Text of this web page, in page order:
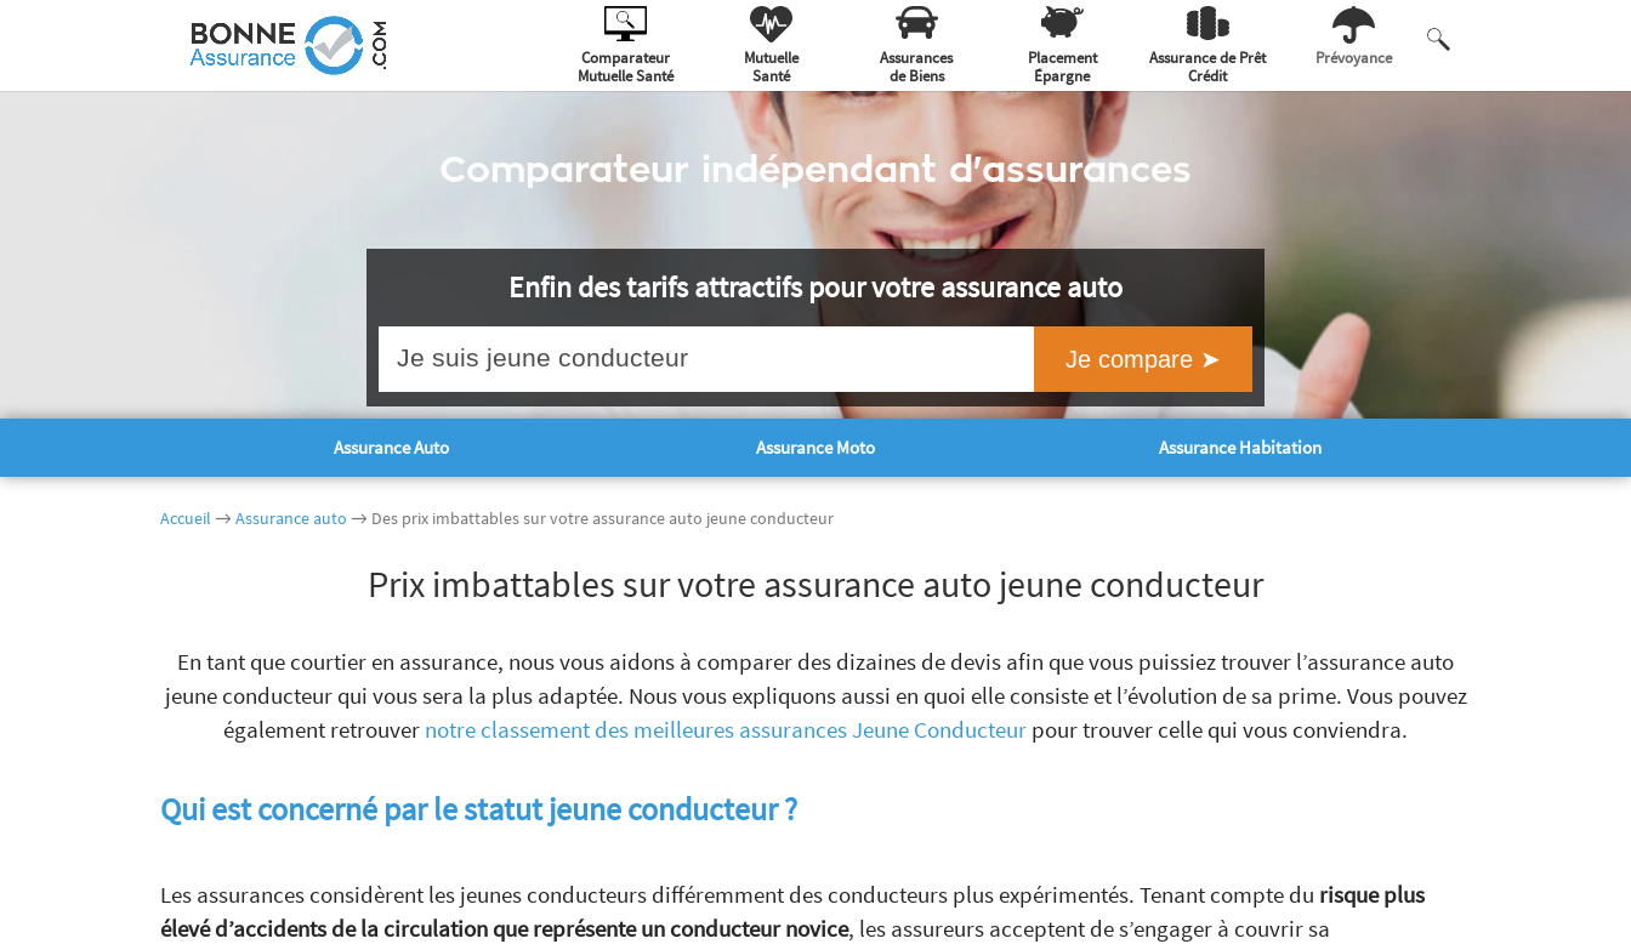
Comparateur
Mutuelle Santé
Mutuelle
Santé
Assurances
de Biens
Placement
Épargne
Assurance de Prêt
Crédit
Prévoyance
Comparateur indépendant d'assurances
Enfin des tarifs attractifs pour votre assurance auto
Je suis jeune conducteur
Assurance Auto Assurance Moto Assurance Habitation
Accueil → Assurance auto → Des prix imbattables sur votre assurance auto jeune conducteur
Prix imbattables sur votre assurance auto jeune conducteur
En tant que courtier en assurance, nous vous aidons à comparer des dizaines de devis afin que vous puissiez trouver l’assurance auto
jeune conducteur qui vous sera la plus adaptée. Nous vous expliquons aussi en quoi elle consiste et l’évolution de sa prime. Vous pouvez
également retrouver notre classement des meilleures assurances Jeune Conducteur pour trouver celle qui vous conviendra.
Qui est concerné par le statut jeune conducteur ?
Les assurances considèrent les jeunes conducteurs différemment des conducteurs plus expérimentés. Tenant compte du risque plus
élevé d’accidents de la circulation que représente un conducteur novice, les assureurs acceptent de s’engager à couvrir sa